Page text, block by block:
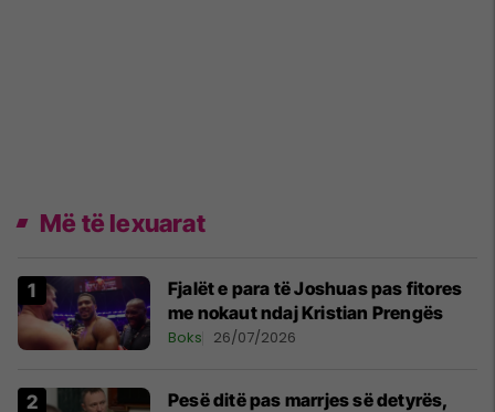
Më të lexuarat
Fjalët e para të Joshuas pas fitores
me nokaut ndaj Kristian Prengës
Boks 26/07/2026
Pesë ditë pas marrjes së detyrës,